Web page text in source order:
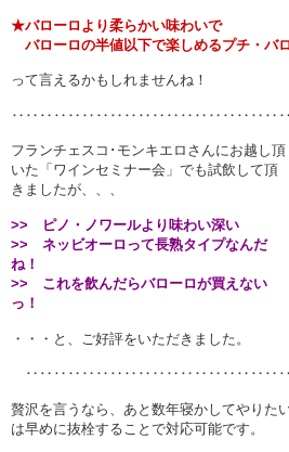
★バローロより柔らかい味わいで
バローロの半値以下で楽しめるプチ・
って言えるかもしれませんね！
フランチェスコ･モンキエロさんにお越し頂
いた「ワインセミナー会」でも試飲して頂
きましたが、、、
>> ピノ・ノワールより味わい深い
>> ネッビオーロって長熟タイプなんだ
ね！
>> これを飲んだらバローロが買えない
っ！
・・・と、ご好評をいただきました。
贅沢を言うなら、あと数年寝かしてやりた
は早めに抜栓することで対応可能です。